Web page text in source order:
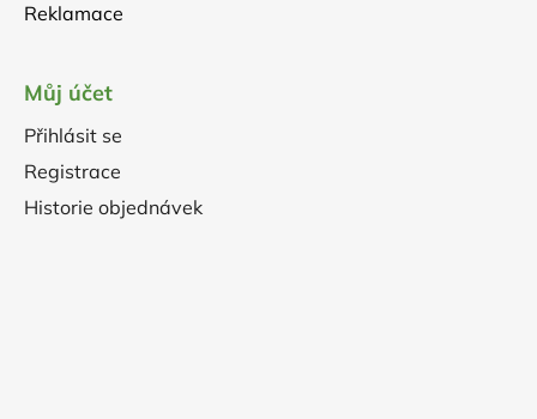
Reklamace
Můj účet
Přihlásit se
Registrace
Historie objednávek